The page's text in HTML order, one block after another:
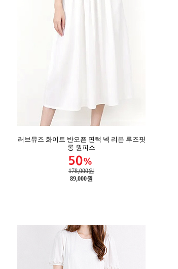
러브뮤즈 화이트 반오픈 핀턱 넥 리본 루즈핏
롱 원피스
178,000원
89,000원